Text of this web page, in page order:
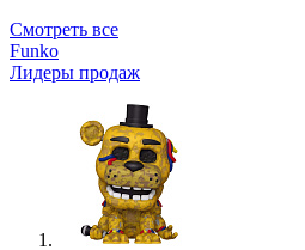
Смотреть все
Funko
Лидеры продаж